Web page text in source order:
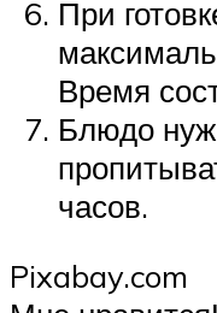
При
Время
Блюдо
часов.
Pixabay.com